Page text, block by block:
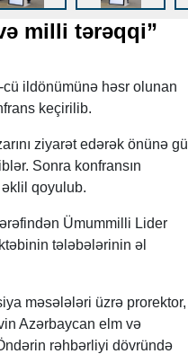
milli tərəqqi”
ildönümünə həsr olunan
keçirilib.
ziyarət edərək önünə gül
Sonra konfransın
qoyulub.
Ümummilli Lider
tələbələrinin əl
məsələləri üzrə prorektor,
Azərbaycan elm və
rəhbərliyi dövründə